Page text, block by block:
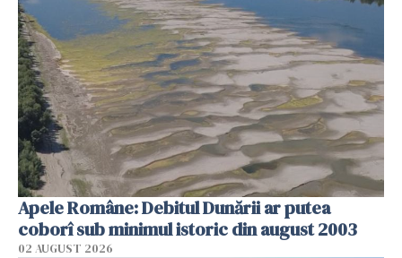
Apele Române: Debitul Dunării ar putea
coborî sub minimul istoric din august 2003
02 AUGUST 2026